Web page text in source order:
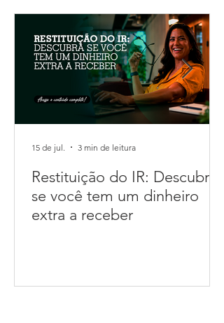
Restituição do IR: Descubra
se você tem um dinheiro
extra a receber
15 de jul. 3 min de leitura